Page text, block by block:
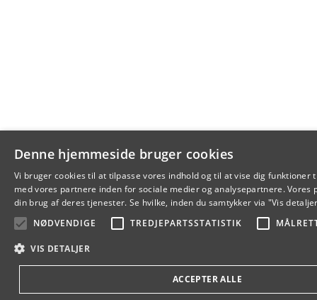
Denne hjemmeside bruger cookies
Vi bruger cookies til at tilpasse vores indhold og til at vise dig
med vores partnere inden for sociale medier og analysepartnere.
din brug af deres tjenester. Se hvilke, inden du samtykker via "Vis
NØDVENDIGE
TREDJEPARTSSTATISTIK
VIS DETALJER
ACCEPTER ALLE